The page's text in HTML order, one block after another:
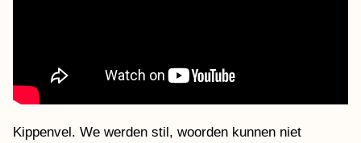
Kippenvel. We werden stil, woorden kunnen niet